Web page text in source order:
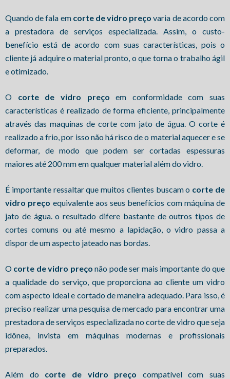
Quando de fala em corte de vidro preço varia de acordo com
a prestadora de serviços especializada. Assim, o custo-
benefício está de acordo com suas características, pois o
cliente já adquire o material pronto, o que torna o trabalho ágil
e otimizado.
O corte de vidro preço em conformidade com suas
características é realizado de forma eficiente, principalmente
através das maquinas de corte com jato de água. O corte é
realizado a frio, por isso não há risco de o material aquecer e se
deformar, de modo que podem ser cortadas espessuras
maiores até 200 mm em qualquer material além do vidro.
É importante ressaltar que muitos clientes buscam o corte de
vidro preço equivalente aos seus benefícios com máquina de
jato de água. o resultado difere bastante de outros tipos de
cortes comuns ou até mesmo a lapidação, o vidro passa a
dispor de um aspecto jateado nas bordas.
O corte de vidro preço não pode ser mais importante do que
a qualidade do serviço, que proporciona ao cliente um vidro
com aspecto ideal e cortado de maneira adequado. Para isso, é
preciso realizar uma pesquisa de mercado para encontrar uma
prestadora de serviços especializada no corte de vidro que seja
idônea, invista em máquinas modernas e profissionais
preparados.
Além do corte de vidro preço compatível com suas